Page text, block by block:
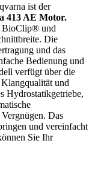
ist der
413 AE Motor.
BioClip® und
Die
und das
Bedienung und
verfügt über die
und
Hydrostatikgetriebe,
Das
und vereinfacht
Sie Ihr